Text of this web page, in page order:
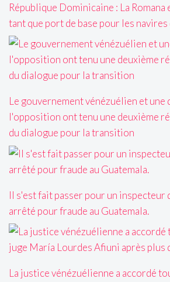
République Dominicaine : La
tant que port de base pour les
Le gouvernement vénézuélien et une
l'opposition ont tenu une deuxième
du dialogue pour la transition
Il s'est fait passer pour un inspecteur
arrêté pour fraude au Guatemala.
La justice vénézuélienne a accordé